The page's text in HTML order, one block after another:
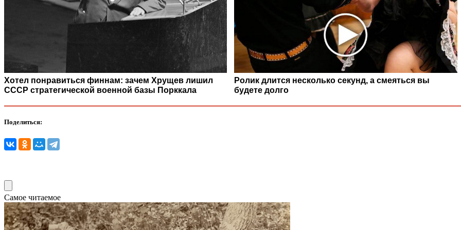
Хотел понравиться финнам: зачем Хрущев лишил
СССР стратегической военной базы Порккала
Ролик длится несколько секунд, а смеяться вы
будете долго
Поделиться:
Самое читаемое